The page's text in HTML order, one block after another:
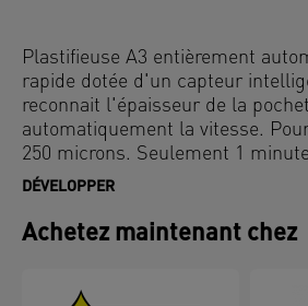
Plastifieuse A3 entièrement
rapide dotée d'un capteur
reconnait l'épaisseur de la
automatiquement la vitesse.
250 microns. Seulement 1
pour une utilisation
DÉVELOPPER
Achetez maintenant chez